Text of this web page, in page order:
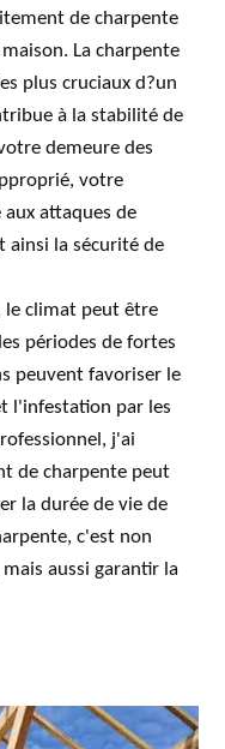
de charpente
La charpente
plus cruciaux d?un
à la stabilité de
demeure des
votre
attaques de
ainsi la sécurité de
le climat peut être
périodes de fortes
peuvent favoriser le
l'infestation par les
j'ai
de charpente peut
la durée de vie de
c'est non
aussi garantir la